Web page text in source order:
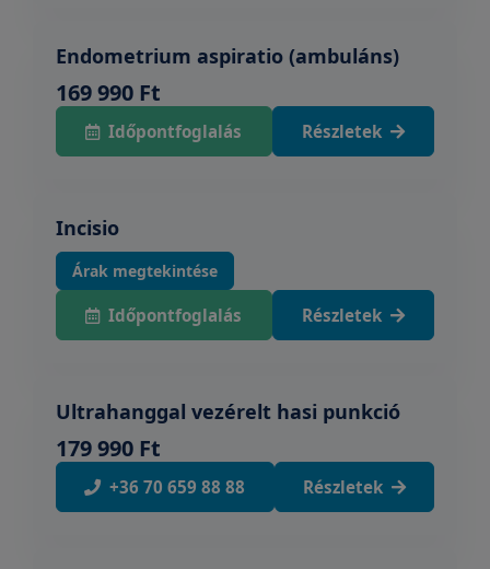
Endometrium aspiratio (ambuláns)
169 990 Ft
Időpontfoglalás Részletek
Incisio
Árak megtekintése
Időpontfoglalás Részletek
Ultrahanggal vezérelt hasi punkció
179 990 Ft
+36 70 659 88 88 Részletek